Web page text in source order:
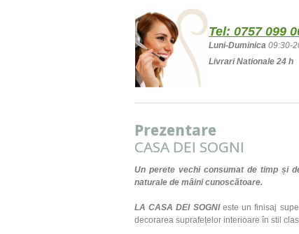
Tel: 0757 099
Luni-Duminica 09:30-
Livrari Nationale 24 h
Prezentare
CASA DEI SOGNI
Un perete vechi consumat de timp și
naturale de mâini cunoscătoare.
LA CASA DEI SOGNIeste un finisaj
decorarea suprafețelor interioare în stil